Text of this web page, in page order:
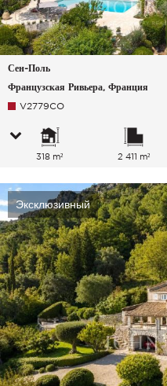
Сен-Поль
Французская Ривьера, Франция
V2779CO
318 m² 2 411 m²
Эксклюзивный